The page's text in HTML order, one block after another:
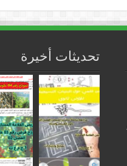
تحديثات أخيرة